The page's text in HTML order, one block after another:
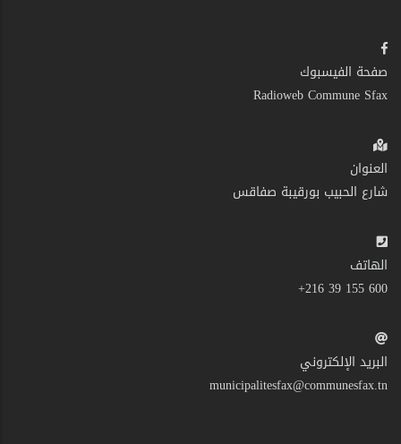
صفحة الفيسبوك
Radioweb Commune Sfax
العنوان
شارع الحبيب بورقيبة صفاقس
الهاتف
600 155 39 216+
البريد الإلكتروني
municipalitesfax@communesfax.tn